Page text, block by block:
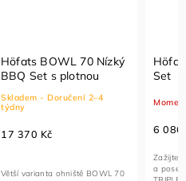
Höfats BOWL 70 Nízký
BBQ Set s plotnou
Skladem - Doručení 2–4
týdny
17 370 Kč
Větší varianta ohniště BOWL 70
Set
6
Zažijte
a